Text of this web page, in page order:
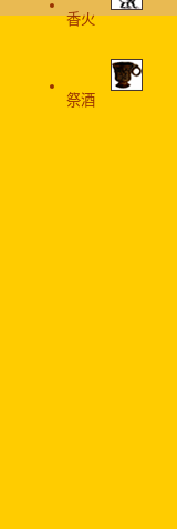
香火
祭酒